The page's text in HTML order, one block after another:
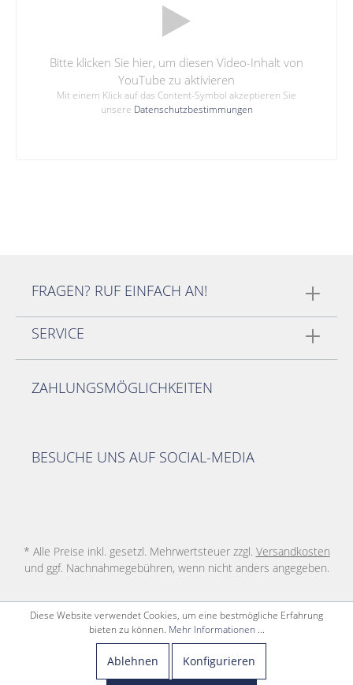
Bitte klicken Sie hier, um diesen Video-Inhalt von
YouTube zu aktivieren
Mit einem Klick auf das Content-Symbol akzeptieren Sie
unsere Datenschutzbestimmungen
FRAGEN? RUF EINFACH AN!
SERVICE
ZAHLUNGSMÖGLICHKEITEN
BESUCHE UNS AUF SOCIAL-MEDIA
* Alle Preise inkl. gesetzl. Mehrwertsteuer zzgl. Versandkosten
und ggf. Nachnahmegebühren, wenn nicht anders angegeben.
Diese Website verwendet Cookies, um eine bestmögliche Erfahrung
bieten zu können. Mehr Informationen ...
Ablehnen Konfigurieren